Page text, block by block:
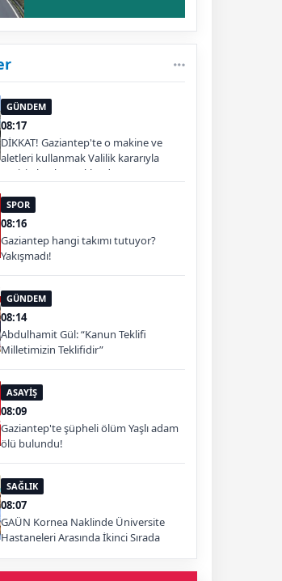
GÜNDEM
08:17
DİKKAT! Gaziantep'te o makine ve
aletleri kullanmak Valilik kararıyla
geçici olarak yasaklandı
SPOR
08:16
Gaziantep hangi takımı tutuyor?
Yakışmadı!
GÜNDEM
08:14
Abdulhamit Gül: “Kanun Teklifi
Milletimizin Teklifidir”
ASAYİŞ
08:09
Gaziantep'te şüpheli ölüm Yaşlı adam
ölü bulundu!
SAĞLIK
08:07
GAÜN Kornea Naklinde Üniversite
Hastaneleri Arasında İkinci Sırada